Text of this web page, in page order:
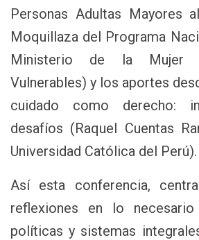
Personas Adultas Mayores
Moquillaza del Programa
Ministerio de la Mujer
Vulnerables) y los aportes
cuidado como derecho:
desafíos (Raquel Cuentas
Universidad Católica del Perú).
Así esta conferencia,
reflexiones en lo
políticas y sistemas